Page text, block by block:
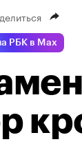
РБК в Max